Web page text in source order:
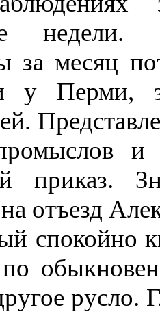
недели.
за месяц
у Перми,
и
приказ.
отъезд
спокойно
по
русло.